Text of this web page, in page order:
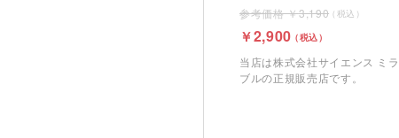
3,190
2,900
当店は株式会社サイエンス ミラ
ブルの正規販売店です。